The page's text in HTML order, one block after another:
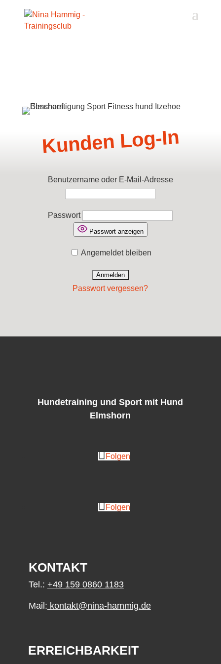
Kunden Log-In
Benutzername oder E-Mail-Adresse
Passwort
Passwort anzeigen
Angemeldet bleiben
Passwort vergessen?
Hundetraining und Sport mit Hund
Elmshorn
Folgen
Folgen
KONTAKT
Tel.: +49 159 0860 1183
Mail: kontakt@nina-hammig.de
ERREICHBARKEIT